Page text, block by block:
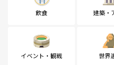
飲食 建築・
イベント・観戦 世界